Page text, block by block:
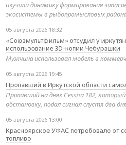
изучили динамику формирования
экосистемы в рыбопромысловых
05 августа 2026 18:32
«Союзмультфильм» отсудил у
использование 3D-копии Чебурашки
Мужчина использовал модель в
05 августа 2026 19:45
Пропавший в Иркутской области
Пропавший на днях Cessna 182,
обстановку, подал сигнал спустя два
05 августа 2026 13:00
Красноярское УФАС потребовало от
топливо